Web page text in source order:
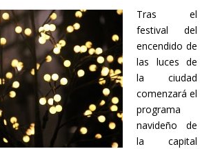
Tras el
festival del
encendido de
las luces de
la ciudad
comenzará el
programa
navideño de
la capital